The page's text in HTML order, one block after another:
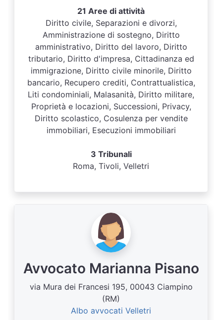
21 Aree di attività
Diritto civile, Separazioni e divorzi,
Amministrazione di sostegno, Diritto
amministrativo, Diritto del lavoro, Diritto
tributario, Diritto d'impresa, Cittadinanza ed
immigrazione, Diritto civile minorile, Diritto
bancario, Recupero crediti, Contrattualistica,
Liti condominiali, Malasanità, Diritto militare,
Proprietà e locazioni, Successioni, Privacy,
Diritto scolastico, Cosulenza per vendite
immobiliari, Esecuzioni immobiliari
3 Tribunali
Roma, Tivoli, Velletri
Avvocato Marianna Pisano
via Mura dei Francesi 195, 00043 Ciampino
(RM)
Albo avvocati Velletri